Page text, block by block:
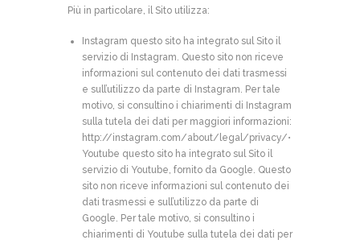
Più in particolare, il Sito utilizza:
Instagram questo sito ha integrato sul Sito il
servizio di Instagram. Questo sito non riceve
informazioni sul contenuto dei dati trasmessi
e sull’utilizzo da parte di Instagram. Per tale
motivo, si consultino i chiarimenti di Instagram
sulla tutela dei dati per maggiori informazioni:
http://instagram.com/about/legal/privacy/•
Youtube questo sito ha integrato sul Sito il
servizio di Youtube, fornito da Google. Questo
sito non riceve informazioni sul contenuto dei
dati trasmessi e sull’utilizzo da parte di
Google. Per tale motivo, si consultino i
chiarimenti di Youtube sulla tutela dei dati per